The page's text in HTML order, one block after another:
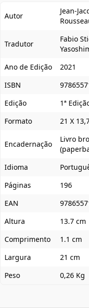
Autor
Jean-
Tradutor
Fabio
Ano de Edição
2021
ISBN
Edição
1ª
Formato
21 X
Encadernação
Livro
Idioma
Páginas
196
EAN
Altura
13.7 cm
Comprimento
1.1 cm
Largura
21 cm
Peso
0,26 Kg